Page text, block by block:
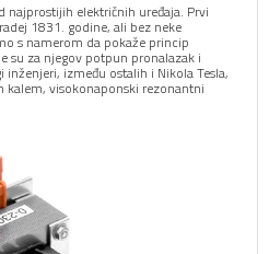
električnih uređaja. Prvi
1831. godine, ali bez neke
s namerom da pokaže princip
su za njegov potpun pronalazak i
između ostalih i Nikola Tesla,
kalem, visokonaponski rezonantni